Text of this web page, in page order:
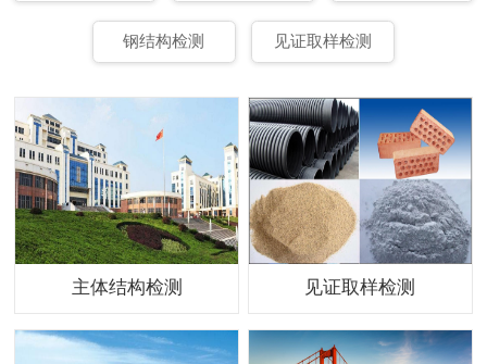
钢结构检测 见证取样检测
主体结构检测 见证取样检测